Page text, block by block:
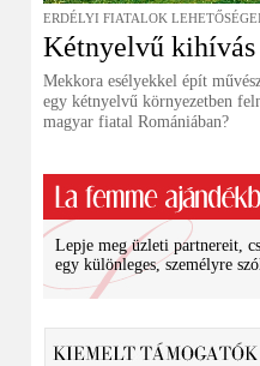
ERDÉLYI FIATALOK LEHETŐSÉGEI
Kétnyelvű kihívás
Mekkora esélyekkel épít
egy kétnyelvű környezetben
magyar fiatal Romániában?
Lepje meg üzleti partnereit,
egy különleges, személyre